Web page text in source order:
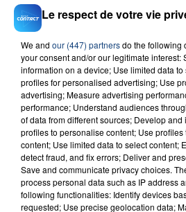
23 juillet 2026
INCENDIE MORTEL À LENS
SON BÉBÉ ENTRE LA VIE
Un homme s'est immolé par
aspergé sa compagne et leur
d'un liquide inflammable.
Le respect de votre vie
We and our (447) partnersdo the following
your consent and/or our legitimate interest:
information on a device; Use limited data
profiles for personalised advertising; Use
advertising; Measure advertising
performance; Understand audiences
of data from different sources; Develop
profiles to personalise content; Use
content; Use limited data to select content;
detect fraud, and fix errors; Deliver and
Save and communicate privacy choices.
process personal data such as IP address
following functionalities: Identify devices
requested; Use precise geolocation data;